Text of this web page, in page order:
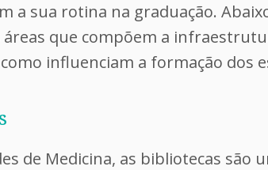
a sua rotina na graduação.
áreas que compõem a
influenciam a formação dos
de Medicina, as bibliotecas são